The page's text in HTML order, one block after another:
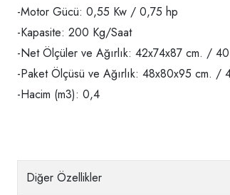
-Motor Gücü: 0,55 Kw / 0,75 hp
-Kapasite: 200 Kg/Saat
-Net Ölçüler ve Ağırlık: 42x74x87 cm. /
-Paket Ölçüsü ve Ağırlık: 48x80x95 cm. /
-Hacim (m3): 0,4
Diğer Özellikler